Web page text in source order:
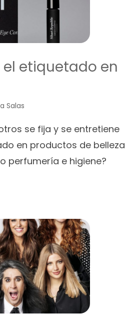
etiquetado en
Salas
se fija y se entretiene
en productos de belleza
perfumería e higiene?